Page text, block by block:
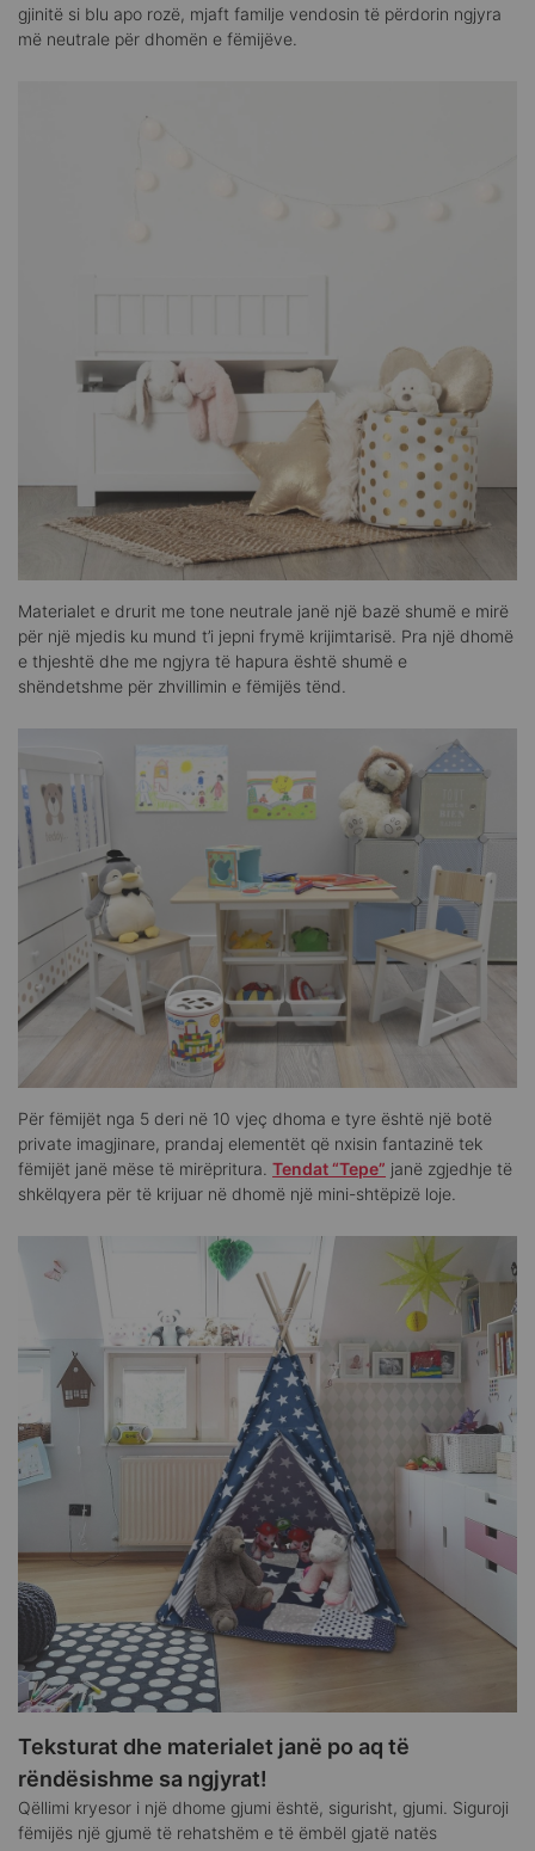
gjinitë si blu apo rozë, mjaft familje vendosin të përdorin ngjyra
më neutrale për dhomën e fëmijëve.
Materialet e drurit me tone neutrale janë një bazë shumë e mirë
për një mjedis ku mund t’i jepni frymë krijimtarisë. Pra një dhomë
e thjeshtë dhe me ngjyra të hapura është shumë e
shëndetshme për zhvillimin e fëmijës tënd.
Për fëmijët nga 5 deri në 10 vjeç dhoma e tyre është një botë
private imagjinare, prandaj elementët që nxisin fantazinë tek
fëmijët janë mëse të mirëpritura.Tendat “Tepe” janë zgjedhje të
shkëlqyera për të krijuar në dhomë një mini-shtëpizë loje.
Teksturat dhe materialet janë po aq të
rëndësishme sa ngjyrat!
Qëllimi kryesor i një dhome gjumi është, sigurisht, gjumi. Siguroji
fëmijës një gjumë të rehatshëm e të ëmbël gjatë natës